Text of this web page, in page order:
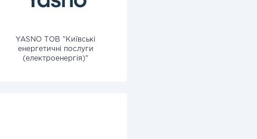
YASNO ТОВ "Київські
енергетичні послуги
(електроенергія)"